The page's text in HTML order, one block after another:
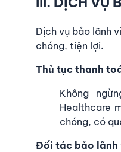
Dịch vụ bảo lãnh
chóng, tiện lợi.
Thủ tục thanh
Không
Healthcare
chóng, có
Đối tác bảo lãnh